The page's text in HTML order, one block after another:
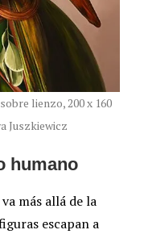
lienzo, 200 x 160
Juszkiewicz
humano
más allá de la
escapan a